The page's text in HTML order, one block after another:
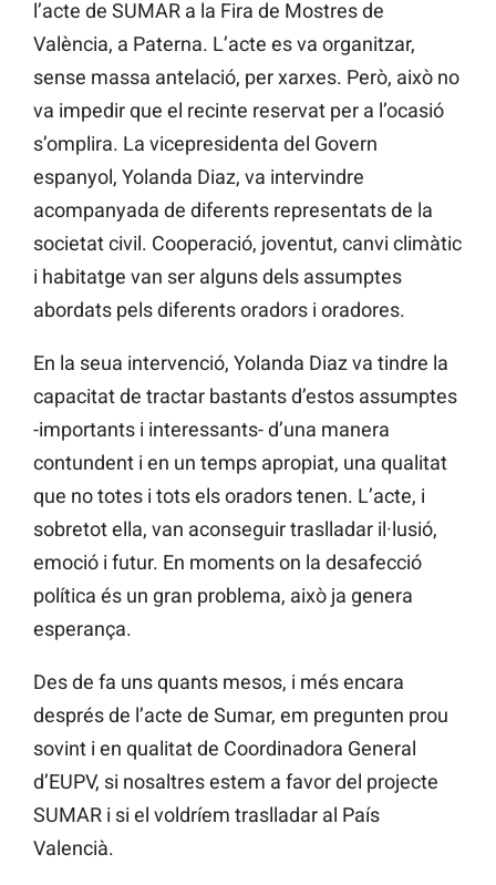
l’acte de SUMAR a la Fira de Mostres de
València, a Paterna. L’acte es va organitzar,
sense massa antelació, per xarxes. Però, això no
va impedir que el recinte reservat per a l’ocasió
s’omplira. La vicepresidenta del Govern
espanyol, Yolanda Diaz, va intervindre
acompanyada de diferents representats de la
societat civil. Cooperació, joventut, canvi climàtic
i habitatge van ser alguns dels assumptes
abordats pels diferents oradors i oradores.
En la seua intervenció, Yolanda Diaz va tindre la
capacitat de tractar bastants d’estos assumptes
-importants i interessants- d’una manera
contundent i en un temps apropiat, una qualitat
que no totes i tots els oradors tenen. L’acte, i
sobretot ella, van aconseguir traslladar il·lusió,
emoció i futur. En moments on la desafecció
política és un gran problema, això ja genera
esperança.
Des de fa uns quants mesos, i més encara
després de l’acte de Sumar, em pregunten prou
sovint i en qualitat de Coordinadora General
d’EUPV, si nosaltres estem a favor del projecte
SUMAR i si el voldríem traslladar al País
Valencià.